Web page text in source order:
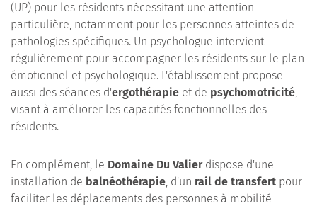
(UP) pour les résidents nécessitant une attention
particulière, notamment pour les personnes atteintes de
pathologies spécifiques. Un psychologue intervient
régulièrement pour accompagner les résidents sur le plan
émotionnel et psychologique. L'établissement propose
aussi des séances d'ergothérapie et de psychomotricité,
visant à améliorer les capacités fonctionnelles des
résidents.
En complément, le Domaine Du Valierdispose d'une
installation de balnéothérapie, d'un rail de transfert pour
faciliter les déplacements des personnes à mobilité